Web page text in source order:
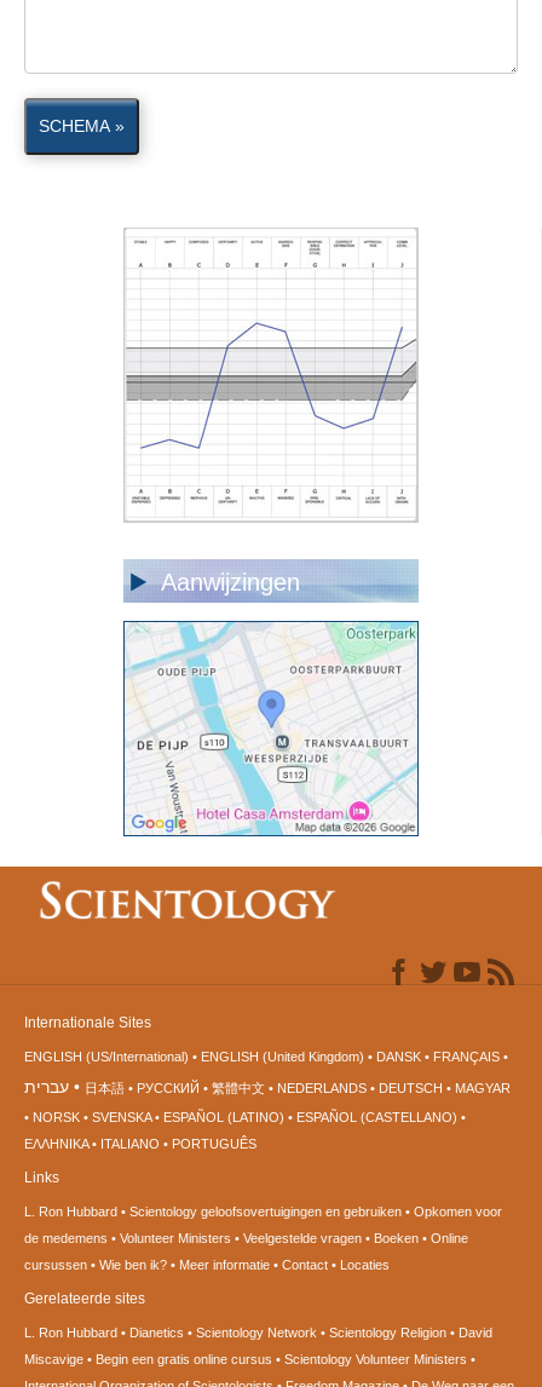
SCHEMA »
Aanwijzingen
Internationale Sites
ENGLISH (US/International) ENGLISH (United Kingdom) DANSK FRANÇAIS
עברית 日本語 РУССКИЙ 繁體中文 NEDERLANDS DEUTSCH
MAGYAR
NORSK
SVENSKA ESPAÑOL (LATINO)
ESPAÑOL (CASTELLANO)
ΕΛΛΗΝΙΚA
ITALIANO PORTUGUÊS
Links
L. Ron Hubbard Scientology geloofsovertuigingen en gebruiken
Opkomen voor
de medemens
Volunteer Ministers Veelgestelde vragen Boeken
Online
cursussen
Wie ben ik? Meer informatie Contact Locaties
Gerelateerde sites
L. Ron Hubbard Dianetics Scientology Network Scientology Religion
David
Miscavige
Begin een gratis online cursus
Scientology Volunteer Ministers